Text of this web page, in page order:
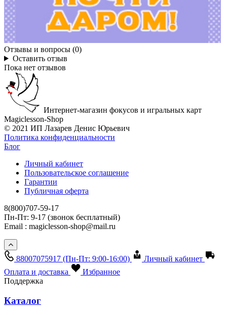
Отзывы и вопросы (0)
Оставить отзыв
Пока нет отзывов
Интернет-магазин фокусов и игральных карт
Magiclesson-Shop
© 2021 ИП Лазарев Денис Юрьевич
Политика конфиденциальности
Блог
Личный кабинет
Пользовательское соглашение
Гарантии
Публичная оферта
8(800)707-59-17
Пн-Пт: 9-17 (звонок бесплатный)
Email : magiclesson-shop@mail.ru
88007075917 (Пн-Пт: 9:00-16:00)
Личный кабинет
Оплата и доставка
Избранное
Поддержка
Каталог